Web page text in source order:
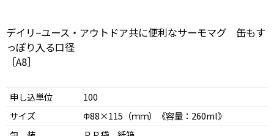
デイリ−ユース・アウトドア共に便利なサーモマグ 缶もす
っぽり入る口径
［A8］
申し込単位
100
サイズ
Φ88×115（ｍｍ）《容量：260ml》